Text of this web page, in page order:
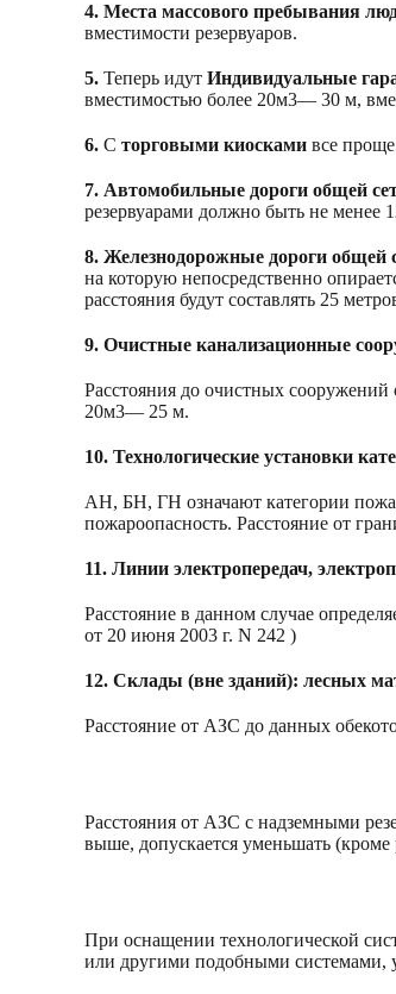
4. Места массового пребывания
вместимости резервуаров.
5. Теперь идутИндивидуальные
вместимостью более 20м3— 30 м,
6. Сторговыми киосками все
7. Автомобильные дороги общей
резервуарами должно быть не
8. Железнодорожные дороги общей
на которую непосредственно
расстояния будут составлять 25
9. Очистные канализационные
Расстояния до очистных
20м3— 25 м.
10. Технологические установки
АН, БН, ГН означают категории
пожароопасность. Расстояние от
11. Линии электропередач,
Расстояние в данном случае
от 20 июня 2003 г. N 242 )
12. Склады (вне зданий): лесных
Расстояние от АЗС до данных
Расстояния от АЗС с надземными
выше, допускается уменьшать
При оснащении технологической
или другими подобными системами,